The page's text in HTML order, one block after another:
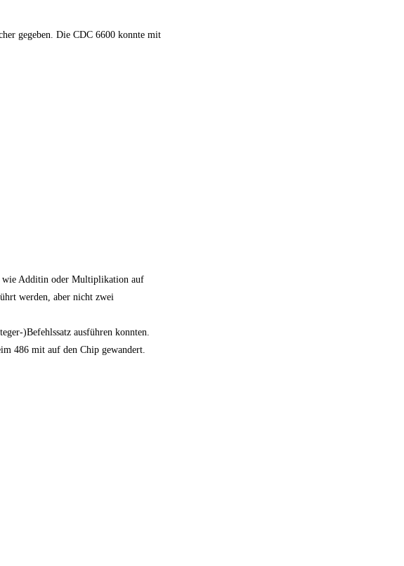
gegeben. Die CDC 6600 konnte mit
wie Additin oder Multiplikation auf
werden, aber nicht zwei
)Befehlssatz ausführen konnten.
486 mit auf den Chip gewandert.